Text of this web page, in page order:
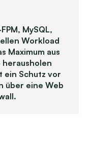
MySQL,
Workload
Maximum aus
ein Schutz vor
über eine Web